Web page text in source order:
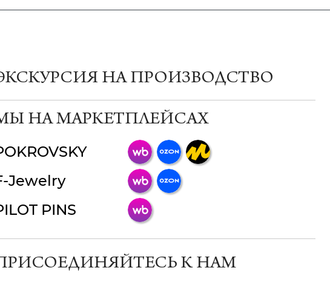
НА ПРОИЗВОДСТВО
НА МАРКЕТПЛЕЙСАХ
Jewelry
PINS
К НАМ
ChatApp
мессенджер!